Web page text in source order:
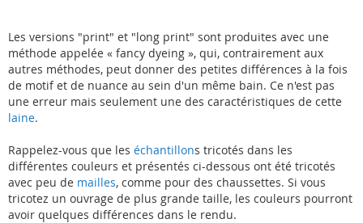
Les versions "print" et "long print" sont produites avec une
méthode appelée « fancy dyeing », qui, contrairement aux
autres méthodes, peut donner des petites différences à la fois
de motif et de nuance au sein d'un même bain. Ce n'est pas
une erreur mais seulement une des caractéristiques de cette
laine.
Rappelez-vous que les échantillons tricotés dans les
différentes couleurs et présentés ci-dessous ont été tricotés
avec peu de mailles, comme pour des chaussettes. Si vous
tricotez un ouvrage de plus grande taille, les couleurs pourront
avoir quelques différences dans le rendu.